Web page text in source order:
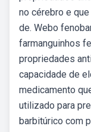
no cérebro e
de. Webo
farmanguinhos
propriedades
capacidade de
medicamento
utilizado para
barbitúrico com